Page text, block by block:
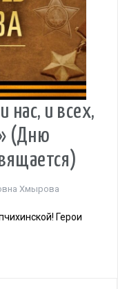
нас, и всех,
(Дню
Хмырова
Герои